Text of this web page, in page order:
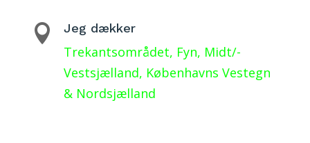
 Jeg dækker
Trekantsområdet, Fyn, Midt/-
Vestsjælland, Københavns Vestegn
& Nordsjælland